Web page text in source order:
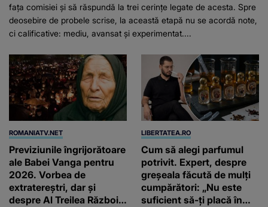
fața comisiei și să răspundă la trei cerințe legate de acesta. Spre
deosebire de probele scrise, la această etapă nu se acordă note,
ci calificative: mediu, avansat și experimentat....
ROMANIATV.NET
Previziunile îngrijorătoare
ale Babei Vanga pentru
2026. Vorbea de
extratereștri, dar și
despre Al Treilea Război
LIBERTATEA.RO
Cum să alegi parfumul
potrivit. Expert, despre
greșeala făcută de mulți
cumpărători: „Nu este
suficient să-ți placă în